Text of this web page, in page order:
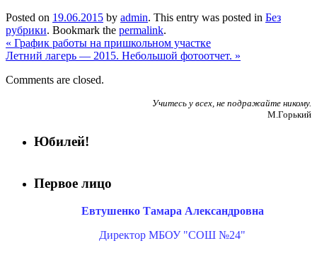
Posted on 19.06.2015 by admin. This entry was posted in Без
рубрики. Bookmark the permalink.
« График работы на пришкольном участке
Летний лагерь — 2015. Небольшой фотоотчет. »
Comments are closed.
Учитесь у всех, не подражайте никому.
М.Горький
Юбилей!
Первое лицо
Евтушенко Тамара Александровна
Директор МБОУ "СОШ №24"